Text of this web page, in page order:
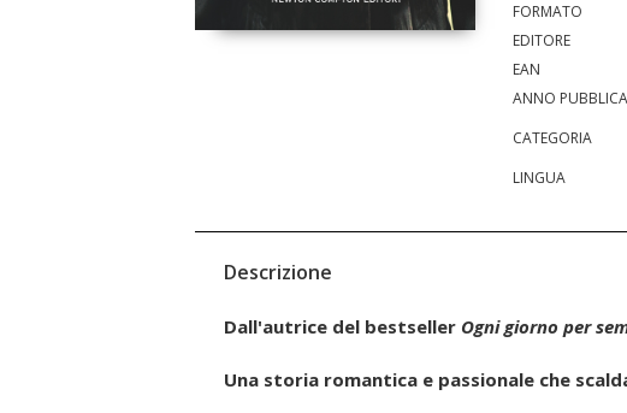
FORMATO
EDITORE
EAN
ANNO
CATEGORIA
LINGUA
Descrizione
Dall'autrice del bestseller Ogni giorno per
Una storia romantica e passionale che